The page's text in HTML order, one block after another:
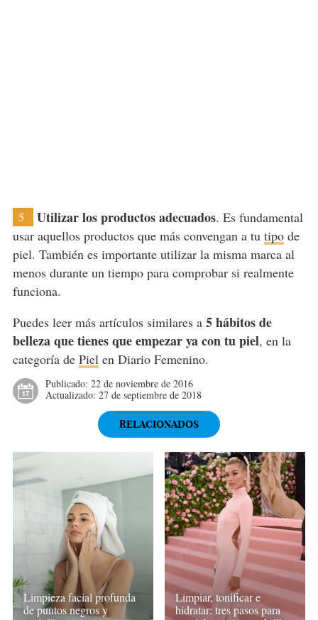
5 Utilizar los productos adecuados. Es fundamental
usar aquellos productos que más convengan a tu tipode
piel. También es importante utilizar la misma marca al
menos durante un tiempo para comprobar si realmente
funciona.
Puedes leer más artículos similares a 5 hábitos de
belleza que tienes que empezar ya con tu piel, en la
categoría de Piel en Diario Femenino.
Publicado: 22 de noviembre de 2016
Actualizado: 27 de septiembre de 2018
RELACIONADOS
Limpieza facial profunda
de puntos negros y
Limpiar, tonificar e
hidratar: tres pasos para